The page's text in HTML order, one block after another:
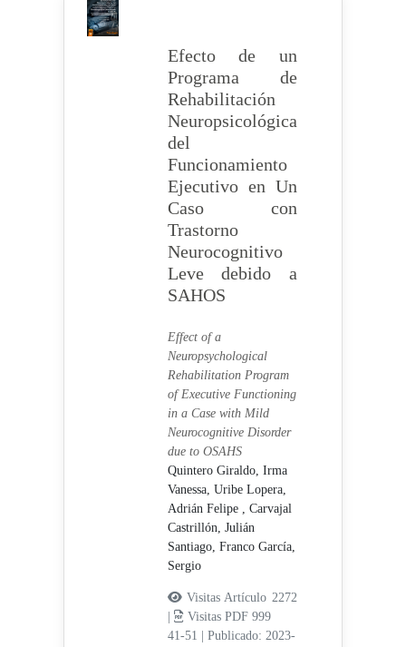
Efecto de un
Programa de
Rehabilitación
Neuropsicológica
del
Funcionamiento
Ejecutivo en Un
Caso con
Trastorno
Neurocognitivo
Leve debido a
SAHOS
Effect of a
Neuropsychological
Rehabilitation Program
of Executive Functioning
in a Case with Mild
Neurocognitive Disorder
due to OSAHS
Quintero Giraldo, Irma
Vanessa, Uribe Lopera,
Adrián Felipe , Carvajal
Castrillón, Julián
Santiago, Franco García,
Sergio
Visitas Artículo 2272
Visitas PDF 999
41-51
Publicado: 2023-